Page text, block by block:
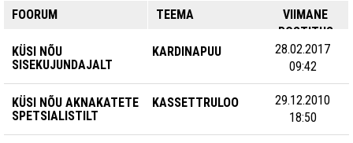
FOORUM TEEMA
VIIMANE
POSTITUS
KÜSI NÕU
SISEKUJUNDAJALT
KARDINAPUU
28.02.2017
09:42
KÜSI NÕU AKNAKATETE
SPETSIALISTILT
KASSETTRULOO
29.12.2010
18:50